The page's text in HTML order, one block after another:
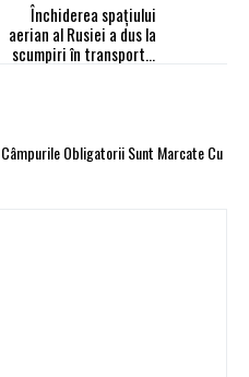
Închiderea spațiului
aerian al Rusiei a dus la
scumpiri în transportul
Câmpurile Obligatorii Sunt Marcate Cu